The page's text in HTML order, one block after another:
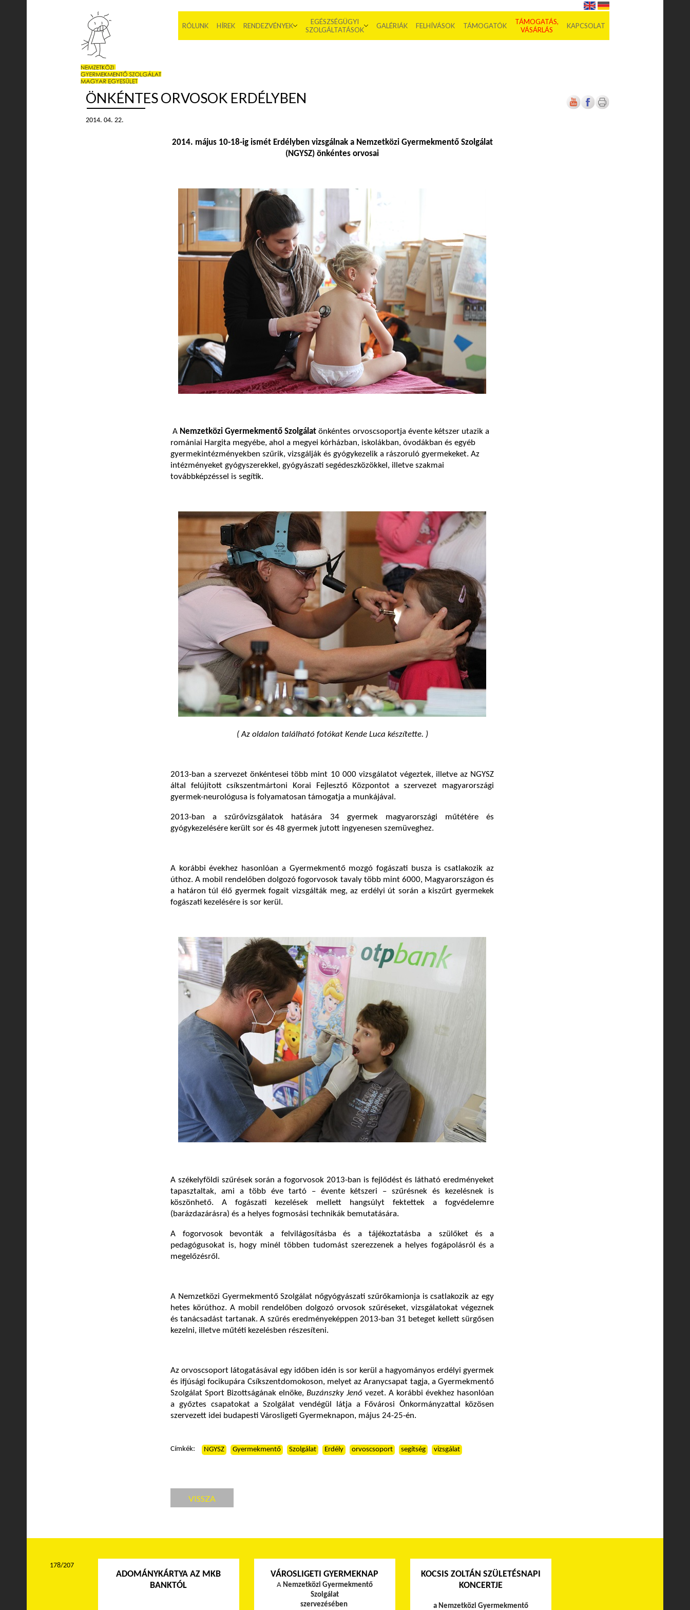
RÓLUNK HÍREK RENDEZVÉNYEK
EGÉSZSÉGÜGYI
SZOLGÁLTATÁSOK
GALÉRIÁK FELHÍVÁSOK TÁMOGATÓK
TÁMOGATÁS,
VÁSÁRLÁS
KAPCSOLAT
ÖNKÉNTES ORVOSOK ERDÉLYBEN
2014. 04. 22.
2014. május 10-18-ig ismét Erdélyben vizsgálnak a Nemzetközi Gyermekmentő Szolgálat
(NGYSZ) önkéntes orvosai
A Nemzetközi Gyermekmentő Szolgálat önkéntes orvoscsoportja évente kétszer utazik a
romániai Hargita megyébe, ahol a megyei kórházban, iskolákban, óvodákban és egyéb
gyermekintézményekben szűrik, vizsgálják és gyógykezelik a rászoruló gyermekeket. Az
intézményeket gyógyszerekkel, gyógyászati segédeszközökkel, illetve szakmai
továbbképzéssel is segítik.
( Az oldalon található fotókat Kende Luca készítette. )
2013-ban a szervezet önkéntesei több mint 10 000 vizsgálatot végeztek, illetve az NGYSZ
által felújított csíkszentmártoni Korai Fejlesztő Központot a szervezet magyarországi
gyermek-neurológusa is folyamatosan támogatja a munkájával.
2013-ban a szűrővizsgálatok hatására 34 gyermek magyarországi műtétére és
gyógykezelésére került sor és 48 gyermek jutott ingyenesen szemüveghez.
A korábbi évekhez hasonlóan a Gyermekmentő mozgó fogászati busza is csatlakozik az
úthoz. A mobil rendelőben dolgozó fogorvosok tavaly több mint 6000, Magyarországon és
a határon túl élő gyermek fogait vizsgálták meg, az erdélyi út során a kiszűrt gyermekek
fogászati kezelésére is sor kerül.
A székelyföldi szűrések során a fogorvosok 2013-ban is fejlődést és látható eredményeket
tapasztaltak, ami a több éve tartó – évente kétszeri – szűrésnek és kezelésnek is
köszönhető. A fogászati kezelések mellett hangsúlyt fektettek a fogvédelemre
(barázdazárásra) és a helyes fogmosási technikák bemutatására.
A fogorvosok bevonták a felvilágosításba és a tájékoztatásba a szülőket és a
pedagógusokat is, hogy minél többen tudomást szerezzenek a helyes fogápolásról és a
megelőzésről.
A Nemzetközi Gyermekmentő Szolgálat nőgyógyászati szűrőkamionja is csatlakozik az egy
hetes körúthoz. A mobil rendelőben dolgozó orvosok szűréseket, vizsgálatokat végeznek
és tanácsadást tartanak. A szűrés eredményeképpen 2013-ban 31 beteget kellett sürgősen
kezelni, illetve műtéti kezelésben részesíteni.
Az orvoscsoport látogatásával egy időben idén is sor kerül a hagyományos erdélyi gyermek
és ifjúsági focikupára Csíkszentdomokoson, melyet az Aranycsapat tagja, a Gyermekmentő
Szolgálat Sport Bizottságának elnöke, Buzánszky Jenő vezet. A korábbi évekhez hasonlóan
a győztes csapatokat a Szolgálat vendégül látja a Fővárosi Önkormányzattal közösen
szervezett idei budapesti Városligeti Gyermeknapon, május 24-25-én.
Címkék: NGYSZ Gyermekmentő Szolgálat Erdély orvoscsoport segítség vizsgálat
VISSZA
ADOMÁNYKÁRTYA AZ MKB
BANKTÓL
VÁROSLIGETI GYERMEKNAP
A Nemzetközi Gyermekmentő
Szolgálat
szervezésében
KOCSIS ZOLTÁN SZÜLETÉSNAPI
KONCERTJE
a Nemzetközi Gyermekmentő
178/207